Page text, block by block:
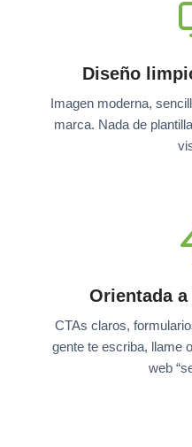
Diseño
Imagen moderna,
marca. Nada de
Orientada
CTAs claros,
gente te escriba, llame
web